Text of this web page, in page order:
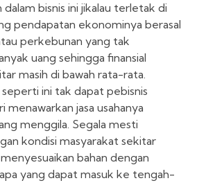
dalam bisnis ini jikalau terletak di
pendapatan ekonominya berasal
perkebunan yang tak
uang sehingga finansial
masih di bawah rata-rata.
ini tak dapat pebisnis
menawarkan jasa usahanya
menggila. Segala mesti
kondisi masyarakat sekitar
bahan dengan
yang dapat masuk ke tengah-